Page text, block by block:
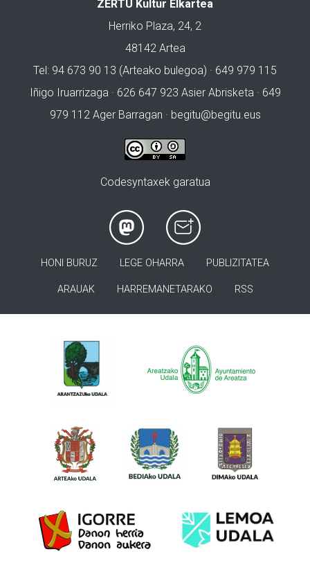
ZERTU Kultur Elkartea
Herriko Plaza, 24, 2
48142 Artea
Tel: 94 673 90 13 (Arteako bulegoa) · 649 979 115
Iñigo Iruarrizaga · 626 647 923 Asier Abrisketa · 649
979 112 Ager Barragan · begitu@begitu.eus
Codesyntaxek garatua
HONI BURUZ LEGE OHARRA PUBLIZITATEA
ARAUAK HARREMANETARAKO RSS